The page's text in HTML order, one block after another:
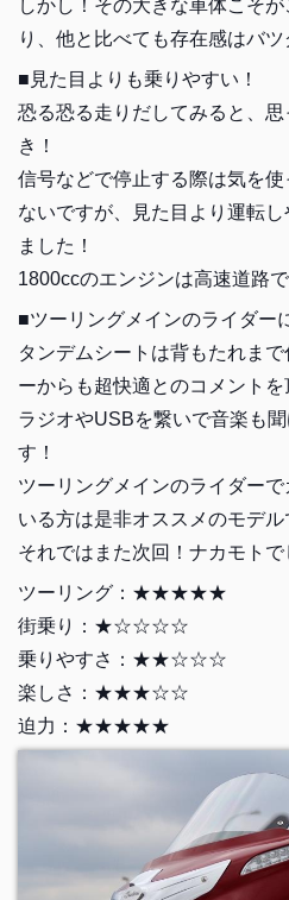
しかし！その大きな車体こそ
り、他と比べても存在感はバツ
■見た目よりも乗りやすい！
恐る恐る走りだしてみると、
き！
信号などで停止する際は気を
ないですが、見た目より運転
ました！
1800ccのエンジンは高速道路
■ツーリングメインのライダー
タンデムシートは背もたれま
ーからも超快適とのコメントを
ラジオやUSBを繋いで音楽も
す！
ツーリングメインのライダー
いる方は是非オススメのモデル
それではまた次回！ナカモトで
ツーリング：★★★★★
街乗り：★☆☆☆☆
乗りやすさ：★★☆☆☆
楽しさ：★★★☆☆
迫力：★★★★★